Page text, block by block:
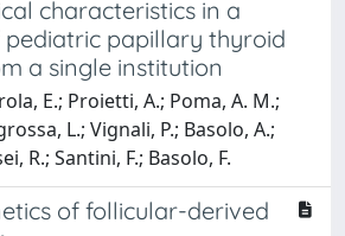
characteristics in a
pediatric papillary thyroid
a single institution
E.; Proietti, A.; Poma, A. M.;
L.; Vignali, P.; Basolo, A.;
R.; Santini, F.; Basolo, F.
of follicular-derived